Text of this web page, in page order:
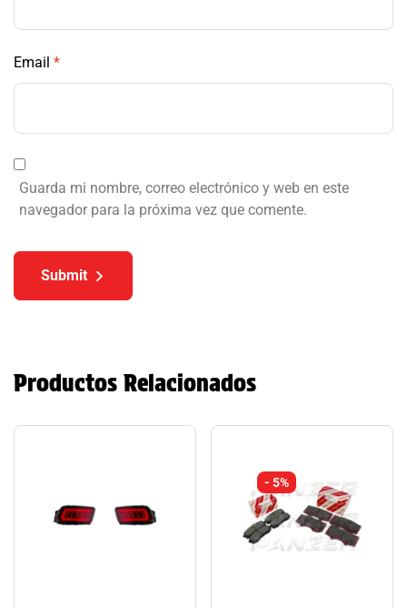
Email *
Guarda mi nombre, correo electrónico y web en este
navegador para la próxima vez que comente.
Submit
Productos Relacionados
- 5%